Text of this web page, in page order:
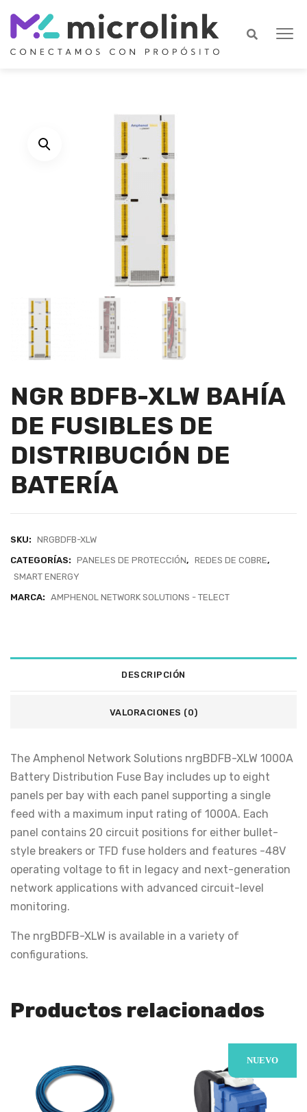
NGR BDFB-XLW BAHÍA
DE FUSIBLES DE
DISTRIBUCIÓN DE
BATERÍA
SKU: NRGBDFB-XLW
CATEGORÍAS: PANELES DE PROTECCIÓN, REDES DE COBRE,
SMART ENERGY
MARCA: AMPHENOL NETWORK SOLUTIONS - TELECT
DESCRIPCIÓN
VALORACIONES (0)
The Amphenol Network Solutions nrgBDFB-XLW 1000A
Battery Distribution Fuse Bay includes up to eight
panels per bay with each panel supporting a single
feed with a maximum input rating of 1000A. Each
panel contains 20 circuit positions for either bullet-
style breakers or TFD fuse holders and features -48V
operating voltage to fit in legacy and next-generation
network applications with advanced circuit-level
monitoring.
The nrgBDFB-XLW is available in a variety of
configurations.
Productos relacionados
NUEVO